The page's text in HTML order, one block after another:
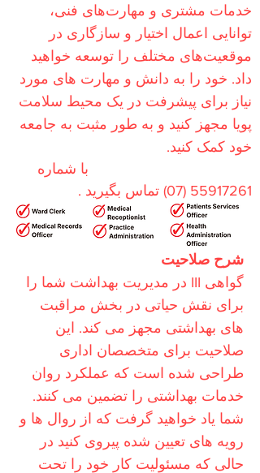
خدمات مشتری و مهارت‌های فنی،
توانایی اعمال اختیار و سازگاری در
موقعیت‌های مختلف را توسعه خواهید
داد. خود را به دانش و مهارت های مورد
نیاز برای پیشرفت در یک محیط سلامت
پویا مجهز کنید و به طور مثبت به جامعه
خود کمک کنید.
با شماره
55917261 (07)
تماس بگیرید .
شرح صلاحیت
گواهی III در مدیریت بهداشت شما را
برای نقش حیاتی در بخش مراقبت
های بهداشتی مجهز می کند. این
صلاحیت برای متخصصان اداری
طراحی شده است که عملکرد روان
خدمات بهداشتی را تضمین می کنند.
شما یاد خواهید گرفت که از روال ها و
رویه های تعیین شده پیروی کنید در
حالی که مسئولیت کار خود را تحت